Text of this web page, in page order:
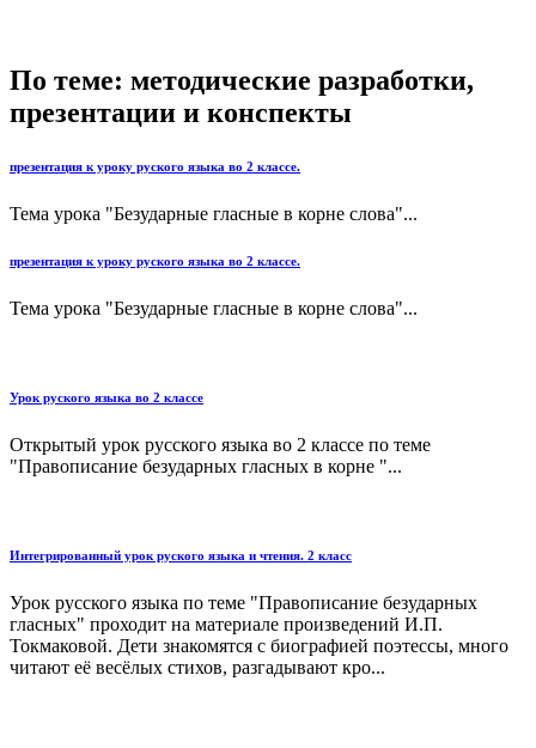
По теме: методические разработки,
презентации и конспекты
презентация к уроку руского языка во 2 классе.
Тема урока "Безударные гласные в корне слова"...
презентация к уроку руского языка во 2 классе.
Тема урока "Безударные гласные в корне слова"...
Урок руского языка во 2 классе
Открытый урок русского языка во 2 классе по теме
"Правописание безударных гласных в корне "...
Интегрированный урок руского языка и чтения. 2 класс
Урок русского языка по теме "Правописание безударных
гласных" проходит на материале произведений И.П.
Токмаковой. Дети знакомятся с биографией поэтессы, много
читают её весёлых стихов, разгадывают кро...